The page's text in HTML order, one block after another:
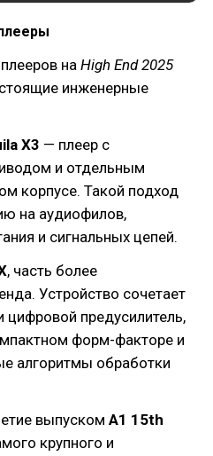
на High End 2025
инженерные
X3 — плеер с
и отдельным
корпусе. Такой подход
на аудиофилов,
и сигнальных цепей.
, часть более
Устройство сочетает
предусилитель,
форм-факторе и
алгоритмы обработки
выпуском A1 15th
крупного и